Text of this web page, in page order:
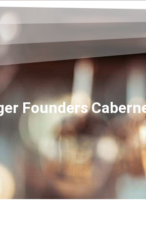
Founders